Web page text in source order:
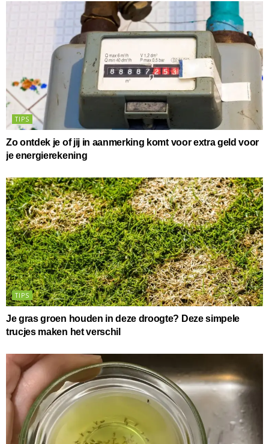
TIPS
Zo ontdek je of jij in aanmerking komt voor extra geld voor
je energierekening
TIPS
Je gras groen houden in deze droogte? Deze simpele
trucjes maken het verschil